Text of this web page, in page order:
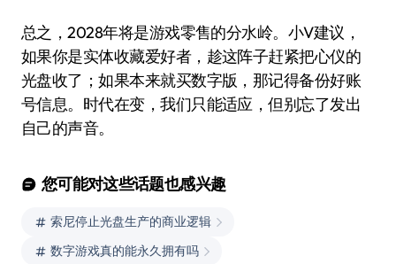
总之，2028年将是游戏零售的分水岭。小V建议，
如果你是实体收藏爱好者，趁这阵子赶紧把心仪的
光盘收了；如果本来就买数字版，那记得备份好账
号信息。时代在变，我们只能适应，但别忘了发出
自己的声音。
您可能对这些话题也感兴趣
索尼停止光盘生产的商业逻辑
数字游戏真的能永久拥有吗